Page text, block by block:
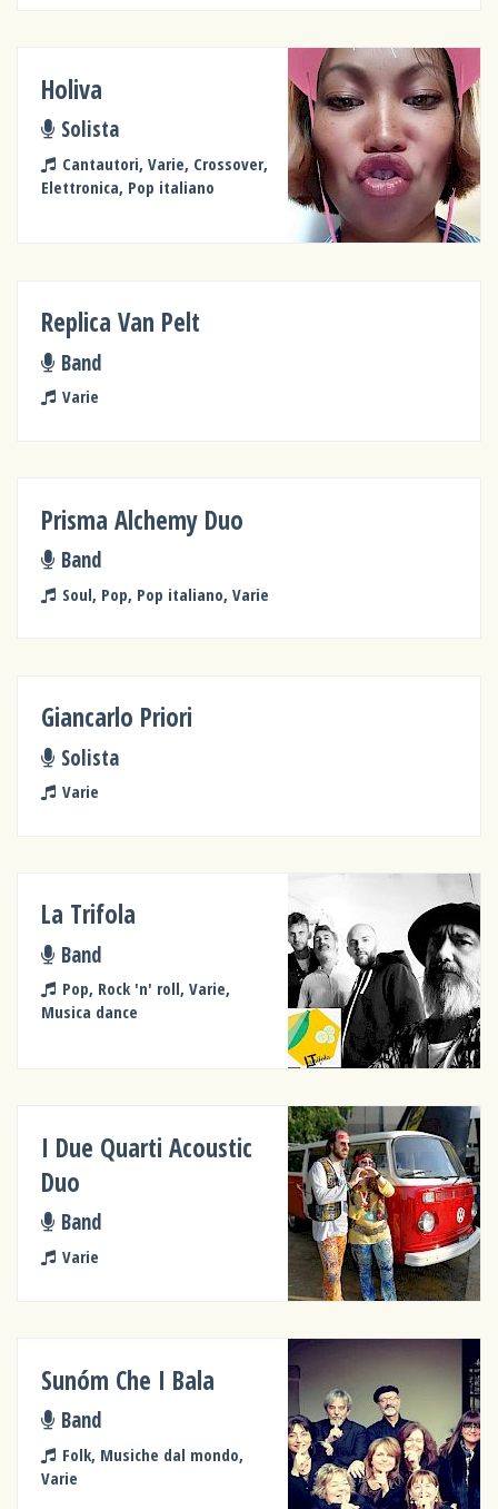
Holiva
Solista
Cantautori, Varie, Crossover,
Elettronica, Pop italiano
Replica Van Pelt
Band
Varie
Prisma Alchemy Duo
Band
Soul, Pop, Pop italiano, Varie
Giancarlo Priori
Solista
Varie
La Trifola
Band
Pop, Rock 'n' roll, Varie,
Musica dance
I Due Quarti Acoustic
Duo
Band
Varie
Sunóm Che I Bala
Band
Folk, Musiche dal mondo,
Varie